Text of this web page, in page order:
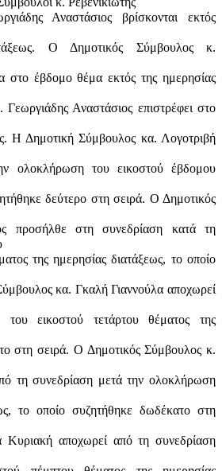
Αναστάσιος βρίσκονται εκτός
Ο Δημοτικός Σύμβουλος κ.
στο έβδομο θέμα εκτός της ημερησίας
Αναστάσιος επιστρέφει στο
Η Δημοτική Σύμβουλος κα. Λογοτριβή
ολοκλήρωση του εικοστού έβδομου
δεύτερο στη σειρά. Ο Δημοτικός
προσήλθε στη συνεδρίαση κατά τη
της ημερησίας διατάξεως, το οποίο
κα. Γκαλή Γιαννούλα αποχωρεί
εικοστού τετάρτου θέματος της
στη σειρά. Ο Δημοτικός Σύμβουλος κ.
τη συνεδρίαση μετά την ολοκλήρωση
το οποίο συζητήθηκε δωδέκατο στη
αποχωρεί από τη συνεδρίαση